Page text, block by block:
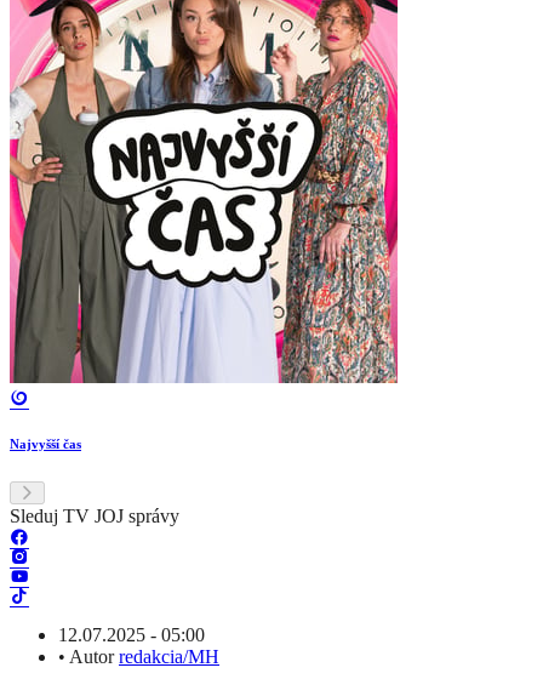
Najvyšší čas
Sleduj TV JOJ správy
12.07.2025 - 05:00
• Autorredakcia/MH